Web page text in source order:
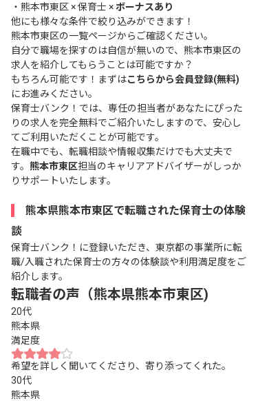
・ 熊本市東区 × 保育士 ×ボーナスあり
他にも様々な条件で絞り込みができます！
熊本市東区の一覧ページからご確認ください。
自分で職場を探すのは自信が無いので、熊本市東区の
求人を紹介してもらうことは可能ですか？
もちろん可能です！まずはこちらから会員登録(無料)
にお進みください。
保育士バンク！では、専任の担当者があなたにぴった
りの求人を完全無料でご紹介いたしますので、安心し
てご利用いただくことが可能です。
在職中でも、転職相談や情報収集だけでも大丈夫で
す。 熊本市東区担当のキャリアアドバイザーがしっか
りサポートいたします。
熊本県熊本市東区で転職された保育士の体験
談
保育士バンク！に登録いただき、東京都の事業所に転
職/入職された保育士の方々の体験談や利用満足度をご
紹介します。
転職者の声（熊本県熊本市東区)
20代
熊本県
満足度
希望を詳しく聞いてくださり、寄り添ってくれた。
30代
熊本県